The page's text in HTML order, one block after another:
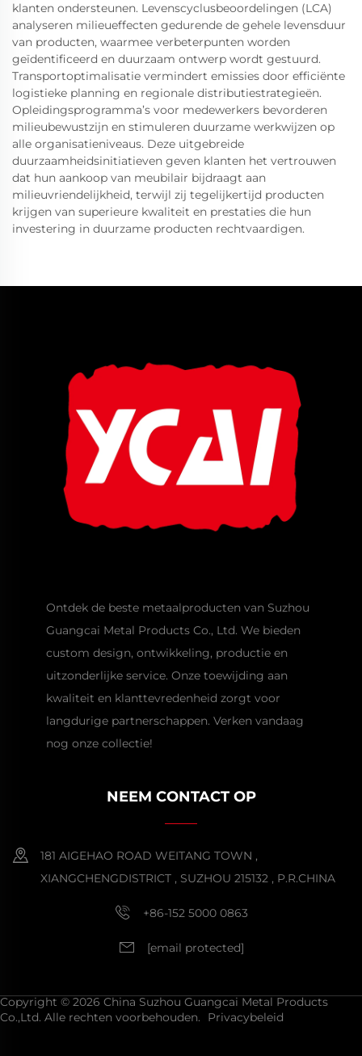
klanten ondersteunen. Levenscyclusbeoordelingen (LCA)
analyseren milieueffecten gedurende de gehele levensduur
van producten, waarmee verbeterpunten worden
geïdentificeerd en duurzaam ontwerp wordt gestuurd.
Transportoptimalisatie vermindert emissies door efficiënte
logistieke planning en regionale distributiestrategieën.
Opleidingsprogramma’s voor medewerkers bevorderen
milieubewustzijn en stimuleren duurzame werkwijzen op
alle organisatieniveaus. Deze uitgebreide
duurzaamheidsinitiatieven geven klanten het vertrouwen
dat hun aankoop van meubilair bijdraagt aan
milieuvriendelijkheid, terwijl zij tegelijkertijd producten
krijgen van superieure kwaliteit en prestaties die hun
investering in duurzame producten rechtvaardigen.
Ontdek de beste metaalproducten van Suzhou
Guangcai Metal Products Co., Ltd. We bieden
custom design, ontwikkeling, productie en
uitzonderlijke service. Onze toewijding aan
kwaliteit en klanttevredenheid zorgt voor
langdurige partnerschappen. Verken vandaag
nog onze collectie!
NEEM CONTACT OP
181 AIGEHAO ROAD WEITANG TOWN ,
XIANGCHENGDISTRICT , SUZHOU 215132 , P.R.CHINA
+86-152 5000 0863
[email protected]
Copyright © 2026 China Suzhou Guangcai Metal Products
Co.,Ltd. Alle rechten voorbehouden.
Privacybeleid